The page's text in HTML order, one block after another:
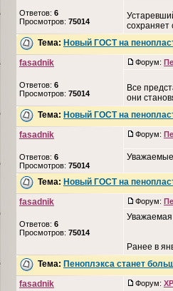
Ответов: 6
Просмотров: 75014
сохраняет
Тема: Новый ГОСТ на
fasadnik
Ответов: 6
Просмотров: 75014
Форум:
Все
они
Тема: Новый ГОСТ на
fasadnik
Ответов: 6
Просмотров: 75014
Форум:
Уважаемые
Тема: Новый ГОСТ на
fasadnik
Ответов: 6
Просмотров: 75014
Форум:
Ранее в
Тема: Пеноплэкса станет
fasadnik
Форум: